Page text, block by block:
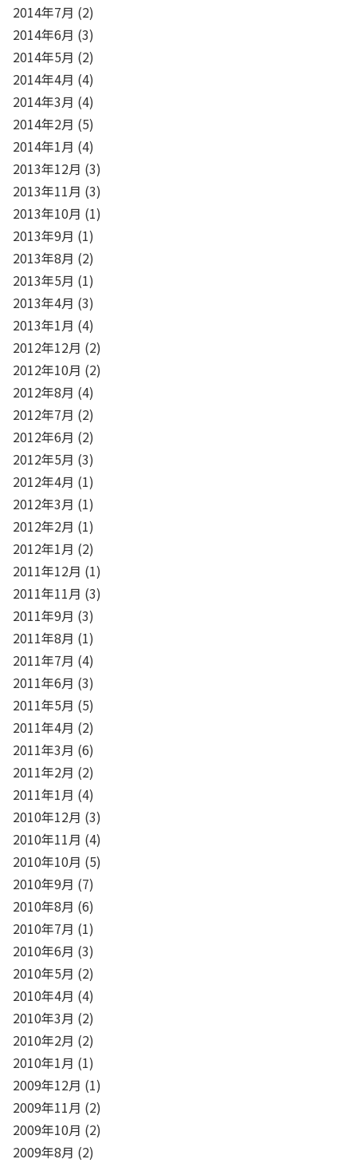
2014年7月 (2)
2014年6月 (3)
2014年5月 (2)
2014年4月 (4)
2014年3月 (4)
2014年2月 (5)
2014年1月 (4)
2013年12月 (3)
2013年11月 (3)
2013年10月 (1)
2013年9月 (1)
2013年8月 (2)
2013年5月 (1)
2013年4月 (3)
2013年1月 (4)
2012年12月 (2)
2012年10月 (2)
2012年8月 (4)
2012年7月 (2)
2012年6月 (2)
2012年5月 (3)
2012年4月 (1)
2012年3月 (1)
2012年2月 (1)
2012年1月 (2)
2011年12月 (1)
2011年11月 (3)
2011年9月 (3)
2011年8月 (1)
2011年7月 (4)
2011年6月 (3)
2011年5月 (5)
2011年4月 (2)
2011年3月 (6)
2011年2月 (2)
2011年1月 (4)
2010年12月 (3)
2010年11月 (4)
2010年10月 (5)
2010年9月 (7)
2010年8月 (6)
2010年7月 (1)
2010年6月 (3)
2010年5月 (2)
2010年4月 (4)
2010年3月 (2)
2010年2月 (2)
2010年1月 (1)
2009年12月 (1)
2009年11月 (2)
2009年10月 (2)
2009年8月 (2)